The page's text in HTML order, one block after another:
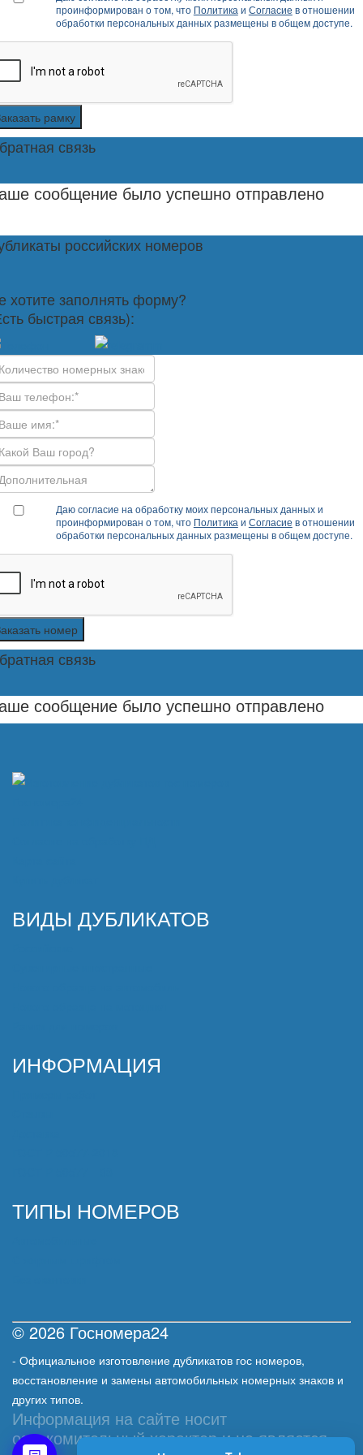
проинформирован о том, что Политика и Согласие в отношении
обработки персональных данных размещены в общем доступе.
рамку
связь
сообщение было успешно отправлено
российских номеров
хотите заполнять форму?
быстрая связь):
Даю согласие на обработку моих персональных данных и
проинформирован о том, что Политика и Согласие в отношении
обработки персональных данных размещены в общем доступе.
номер
связь
сообщение было успешно отправлено
ВИДЫ ДУБЛИКАТОВ
ИНФОРМАЦИЯ
ТИПЫ НОМЕРОВ
© 2026 Госномера24
- Официальное изготовление дубликатов гос номеров,
восстановление и замены автомобильных номерных знаков и
других типов.
Информация на сайте носит
ознакомительный характер и не является